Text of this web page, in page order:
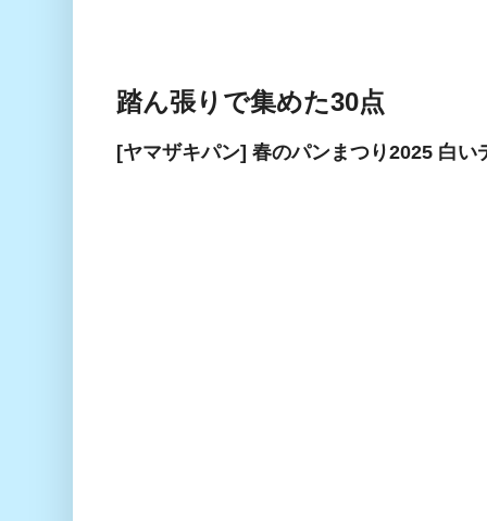
踏ん張りで集めた30点
[ヤマザキパン] 春のパンまつり2025 白い